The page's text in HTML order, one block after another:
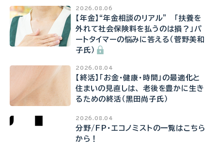
2026.08.06
【年金】“年金相談のリアル” 「扶養を
外れて社会保険料を払うのは損？」パ
ートタイマーの悩みに答える（菅野美和
子氏）
2026.08.04
【終活】「お金・健康・時間」の最適化と
住まいの見直しは、 老後を豊かに生き
るための終活（黒田尚子氏）
2026.08.04
分野/FP・エコノミストの一覧はこちら
から！